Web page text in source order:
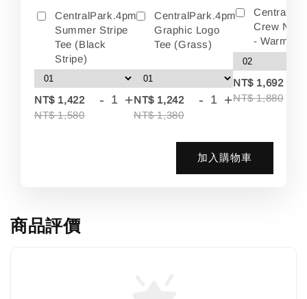
CentralPark.4pm
Summer Stripe
Tee (Black
Stripe)
NT$ 1,422
NT$ 1,580
- +
CentralPark.4pm
Graphic Logo
Tee (Grass)
NT$ 1,242
NT$ 1,380
- +
Crew
- Warm
NT$ 1,692
NT$ 1,880
加入購物車
商品評價